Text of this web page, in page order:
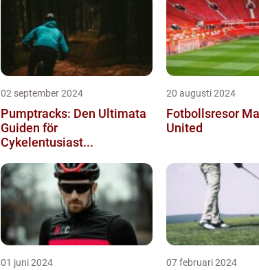
02 september 2024
Pumptracks: Den Ultimata
Guiden för
Cykelentusiast...
20 augusti 2024
Fotbollsresor
United
01 juni 2024 07 februari 2024